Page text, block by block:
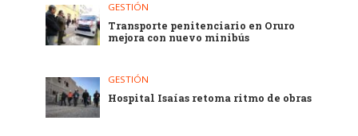
GESTIÓN
Transporte penitenciario en Oruro
mejora con nuevo minibús
GESTIÓN
Hospital Isaías retoma ritmo de obras